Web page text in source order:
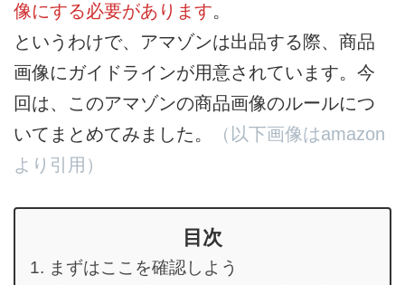
像にする必要があります。
というわけで、アマゾンは出品する際、商品
画像にガイドラインが用意されています。今
回は、このアマゾンの商品画像のルールにつ
いてまとめてみました。
（以下画像はamazon
より引用）
目次
まずはここを確認しよう